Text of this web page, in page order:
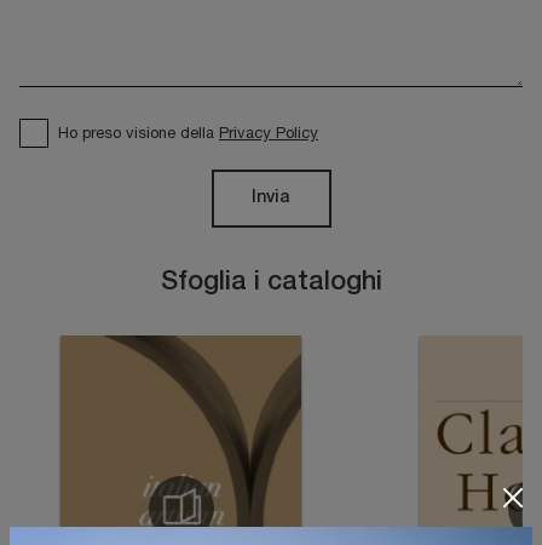
Sfoglia i cataloghi
Ho preso visione della Privacy Policy
Invia